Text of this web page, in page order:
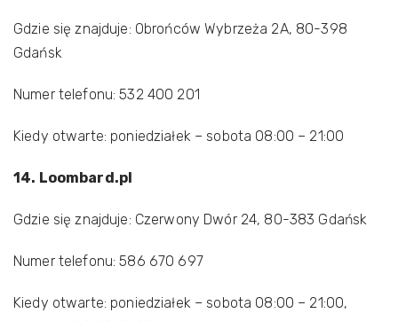
Gdzie się znajduje: Obrońców Wybrzeża 2A, 80-398
Gdańsk
Numer telefonu: 532 400 201
Kiedy otwarte: poniedziałek – sobota 08:00 – 21:00
14. Loombard.pl
Gdzie się znajduje: Czerwony Dwór 24, 80-383 Gdańsk
Numer telefonu: 586 670 697
Kiedy otwarte: poniedziałek – sobota 08:00 – 21:00,